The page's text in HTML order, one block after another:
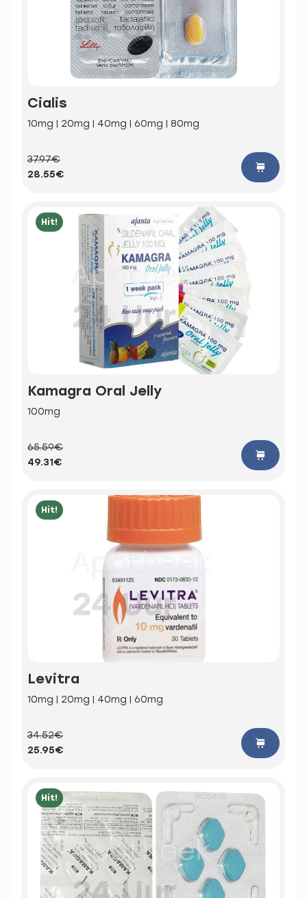
Cialis
10mg | 20mg | 40mg | 60mg | 80mg
37.97€
28.55€
Hit!
Kamagra Oral Jelly
100mg
65.59€
49.31€
Hit!
Levitra
10mg | 20mg | 40mg | 60mg
34.52€
25.95€
Hit!